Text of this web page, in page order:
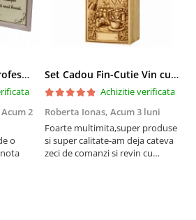
Cadou Invatatoare/Profesoara/Educatoare "Catalogul Amintirilor"
Acum 2
o
Set Cadou Fin-Cutie Vin cu Vin si Breloc Personalizate
Achizitie verificata
Roberta Ionas, Acum 3 luni
Foarte multimita,super produse
si super calitate-am deja cateva
zeci de comanzi si revin cu